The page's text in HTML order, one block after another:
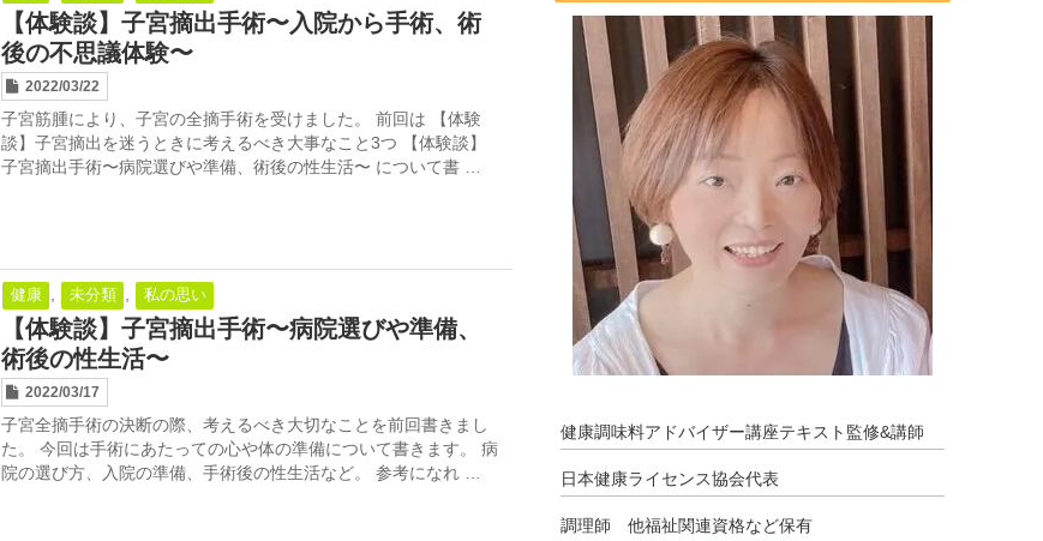
【体験談】子宮摘出手術〜入院から手術、術
後の不思議体験〜
2022/03/22
子宮筋腫により、子宮の全摘手術を受けました。 前回は 【体験
談】子宮摘出を迷うときに考えるべき大事なこと3つ 【体験談】
子宮摘出手術〜病院選びや準備、術後の性生活〜 について書 …
健康 , 未分類 , 私の思い
【体験談】子宮摘出手術〜病院選びや準備、
術後の性生活〜
2022/03/17
子宮全摘手術の決断の際、考えるべき大切なことを前回書きまし
た。 今回は手術にあたっての心や体の準備について書きます。 病
院の選び方、入院の準備、手術後の性生活など。 参考になれ …
健康調味料アドバイザー講座テキスト監修&講師
日本健康ライセンス協会代表
調理師 他福祉関連資格など保有